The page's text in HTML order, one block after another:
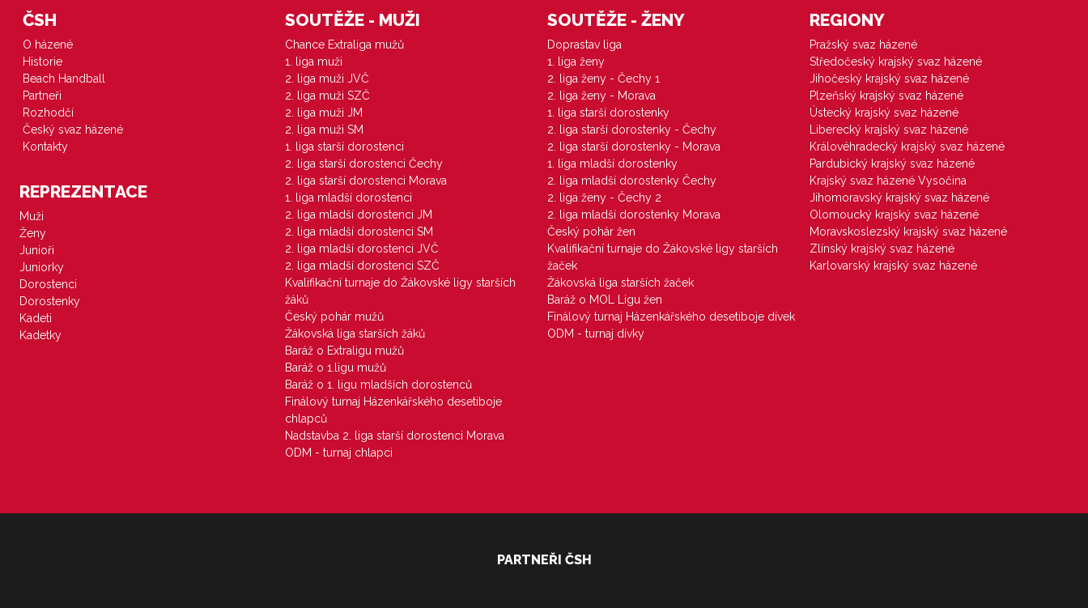
ČSH
O házené
Historie
Beach Handball
Partneři
Rozhodčí
Český svaz házené
Kontakty
REPREZENTACE
Muži
Ženy
Junioři
Juniorky
Dorostenci
Dorostenky
Kadeti
Kadetky
SOUTĚŽE - MUŽI
Chance Extraliga mužů
1. liga muži
2. liga muži JVČ
2. liga muži SZČ
2. liga muži JM
2. liga muži SM
1. liga starší dorostenci
2. liga starší dorostenci Čechy
2. liga starší dorostenci Morava
1. liga mladší dorostenci
2. liga mladší dorostenci JM
2. liga mladší dorostenci SM
2. liga mladší dorostenci JVČ
2. liga mladší dorostenci SZČ
Kvalifikační turnaje do Žákovské ligy starších
žáků
Český pohár mužů
Žákovská liga starších žáků
Baráž o Extraligu mužů
Baráž o 1.ligu mužů
Baráž o 1. ligu mladších dorostenců
Finálový turnaj Házenkářského desetiboje
chlapců
Nadstavba 2. liga starší dorostenci Morava
ODM - turnaj chlapci
SOUTĚŽE - ŽENY
Doprastav liga
1. liga ženy
2. liga ženy - Čechy 1
2. liga ženy - Morava
1. liga starší dorostenky
2. liga starší dorostenky - Čechy
2. liga starší dorostenky - Morava
1. liga mladší dorostenky
2. liga mladší dorostenky Čechy
2. liga ženy - Čechy 2
2. liga mladší dorostenky Morava
Český pohár žen
Kvalifikační turnaje do Žákovské ligy starších
žaček
Žákovská liga starších žaček
Baráž o MOL Ligu žen
Finálový turnaj Házenkářského desetiboje dívek
ODM - turnaj dívky
REGIONY
Pražský svaz házené
Středočeský krajský svaz házené
Jihočeský krajský svaz házené
Plzeňský krajský svaz házené
Ústecký krajský svaz házené
Liberecký krajský svaz házené
Královéhradecký krajský svaz házené
Pardubický krajský svaz házené
Krajský svaz házené Vysočina
Jihomoravský krajský svaz házené
Olomoucký krajský svaz házené
Moravskoslezský krajský svaz házené
Zlínský krajský svaz házené
Karlovarský krajský svaz házené
PARTNEŘI ČSH